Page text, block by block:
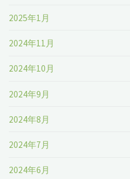
2025年1月
2024年11月
2024年10月
2024年9月
2024年8月
2024年7月
2024年6月